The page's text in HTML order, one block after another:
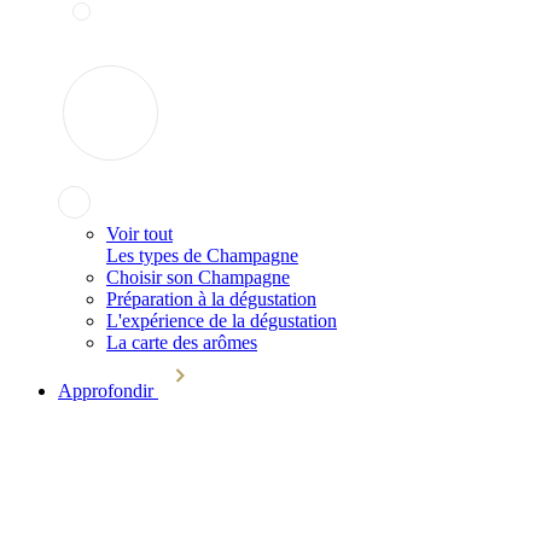
Voir tout
Les types de Champagne
Choisir son Champagne
Préparation à la dégustation
L'expérience de la dégustation
La carte des arômes
Approfondir